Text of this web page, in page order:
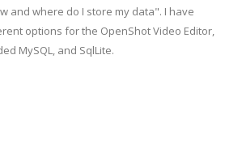
and where do I store my data". I have
options for the OpenShot Video Editor,
MySQL, and SqlLite.